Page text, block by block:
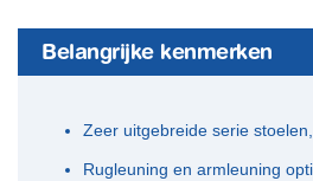
Belangrijke kenmerken
Zeer uitgebreide serie
Rugleuning en armleuning